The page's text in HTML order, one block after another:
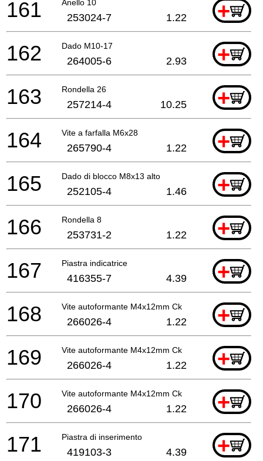
Anello 10 +
161 253024-7 1.22
Dado M10-17 +
162 264005-6 2.93
Rondella 26 +
163 257214-4 10.25
Vite a farfalla M6x28 +
164 265790-4 1.22
Dado di blocco M8x13 alto +
165 252105-4 1.46
Rondella 8 +
166 253731-2 1.22
Piastra indicatrice +
167 416355-7 4.39
Vite autoformante M4x12mm Ck +
168 266026-4 1.22
Vite autoformante M4x12mm Ck +
169 266026-4 1.22
Vite autoformante M4x12mm Ck +
170 266026-4 1.22
Piastra di inserimento +
171 419103-3 4.39